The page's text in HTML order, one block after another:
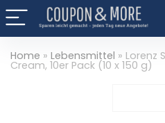
Home » Lebensmittel » Lorenz
Cream, 10er Pack (10 x 150 g)